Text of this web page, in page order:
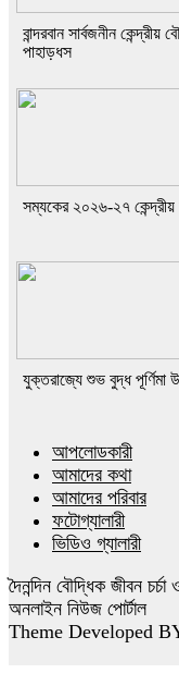
বান্দরবান সার্বজনীন কেন্দ্রীয়
পাহাড়ধস
সম্যকের ২০২৬-২৭ কেন্দ্রীয়
যুক্তরাজ্যে শুভ বুদ্ধ পূর্ণিমা
আপলোডকারী
আমাদের কথা
আমাদের পরিবার
ফটোগ্যালারী
ভিডিও গ্যালারী
দৈনন্দিন বৌদ্ধিক জীবন
অনলাইন নিউজ পোর্টাল
Theme Developed